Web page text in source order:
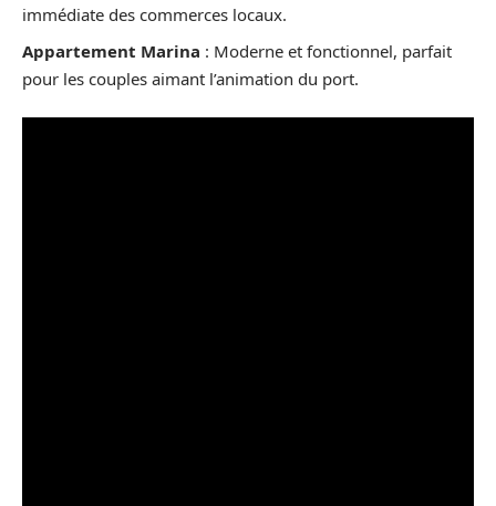
immédiate des commerces locaux.
Appartement Marina : Moderne et fonctionnel, parfait
pour les couples aimant l’animation du port.